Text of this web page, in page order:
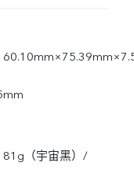
（宇宙黑）/